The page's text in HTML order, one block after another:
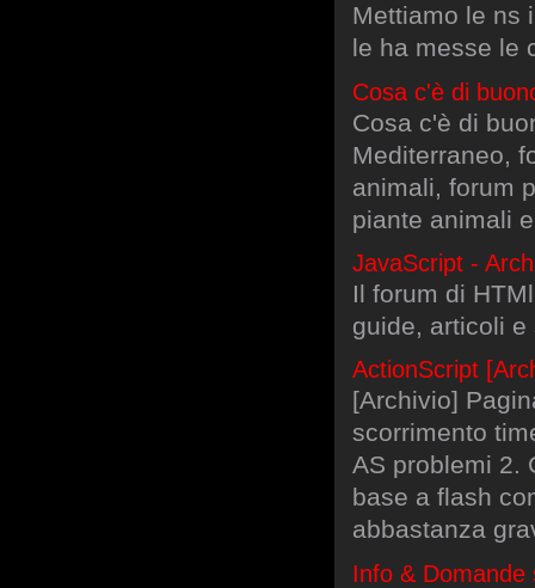
Mettiamo le ns
le ha messe le
Cosa c'è di
Cosa c'è di
Mediterraneo,
animali, forum
piante animali
JavaScript -
Il forum di
guide, articoli
ActionScript
[Archivio]
scorrimento
AS problemi 2.
base a flash
abbastanza
Info & Domande